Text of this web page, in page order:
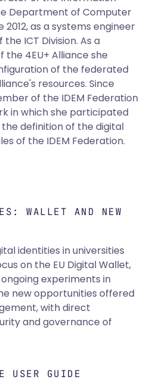
Department of Computer
2012, as a systems engineer
ICT Division. As a
the 4EU+ Alliance she
of the federated
resources. Since
of the IDEM Federation
in which she participated
definition of the digital
of the IDEM Federation.
WALLET AND NEW
identities in universities
on the EU Digital Wallet,
experiments in
new opportunities offered
with direct
and governance of
USER GUIDE